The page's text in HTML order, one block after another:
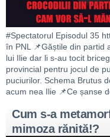
#Spectatorul Episodul 35
în PNL 📌Găștile din partid
lui Ilie dar li s-au tocit
provincial pentru jocul de
puciurilor. Schema Brutus
acum nea Ilie 📌Ce șanse
Cum s-a
mimoza rănită!?